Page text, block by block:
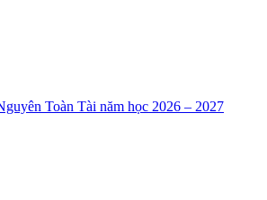
Toàn Tài năm học 2026 – 2027